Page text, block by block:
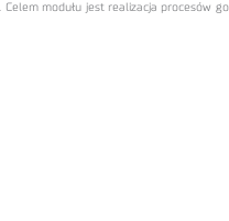
modułu jest realizacja procesów